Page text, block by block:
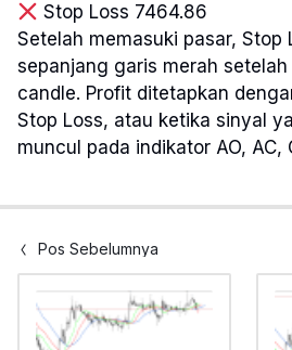
Stop Loss 7464.86
Setelah memasuki pasar, Stop
sepanjang garis merah
candle. Profit ditetapkan
Stop Loss, atau ketika sinyal
muncul pada indikator AO, AC,
Pos Sebelumnya